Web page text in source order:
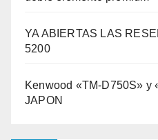
YA ABIERTAS LAS
5200
Kenwood «TM-D750S» y
JAPON